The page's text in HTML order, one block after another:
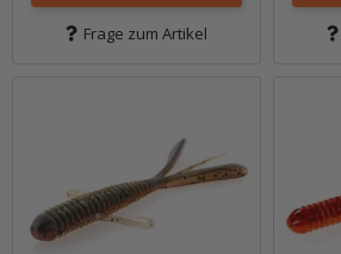
Frage zum Artikel